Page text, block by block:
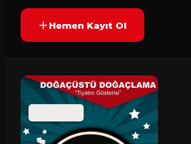
Hemen Kayıt Ol